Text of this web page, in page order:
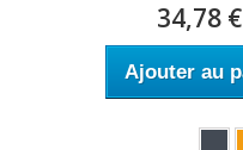
34,78 €
Ajouter au